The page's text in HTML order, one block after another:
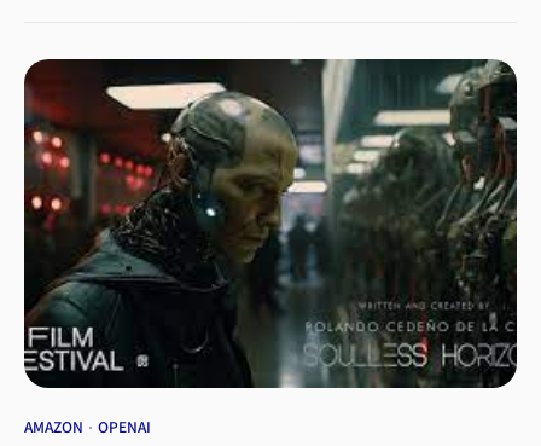
(Supertone)은 AI 음성변환 서비스 ‘시프트(Shift)’로 이 제작 장벽을 낮추는
대표적인 회사다. 방탄소년단(BTS) 소속사 하이브(HYBE)가 이 수퍼톤의
대주주다. 👉 AI Voices Could Upend Economics of K-Pop
Production하이브는 2021년 수퍼톤에 40억 원을 투자해 18.2%의 처음
지분을 취득한 후, 1월 450억원을 추가 투자해 보유 지분을 56.1%로 늘렸다.
이교구 수퍼톤 대표(CEO)는 더밀크와의 인터뷰에서 “지금도 정체성을
드러내지 않는 유튜버가 있지 않나”면서 “(시프트로) 다양한 역할을 몰입감
있게 전달할 수 있다”고 전했다. 이교구 대표는 1996년 서울대학교
전기공학부 학부를 거쳐 뉴욕대학교에서 음악기술 석사학위를,
스탠퍼드대에서 전기공학 석사 및 컴퓨터음악∙음향학 박사학위를 취득했다.
2009년 서울대학교 교수 부임 후 음성과 음악에 기계학습과 오디오
신호처리를 활용하는 연구를 수행하며 2020년 3월 수퍼톤을 창업했다.
AMAZON OPENAI